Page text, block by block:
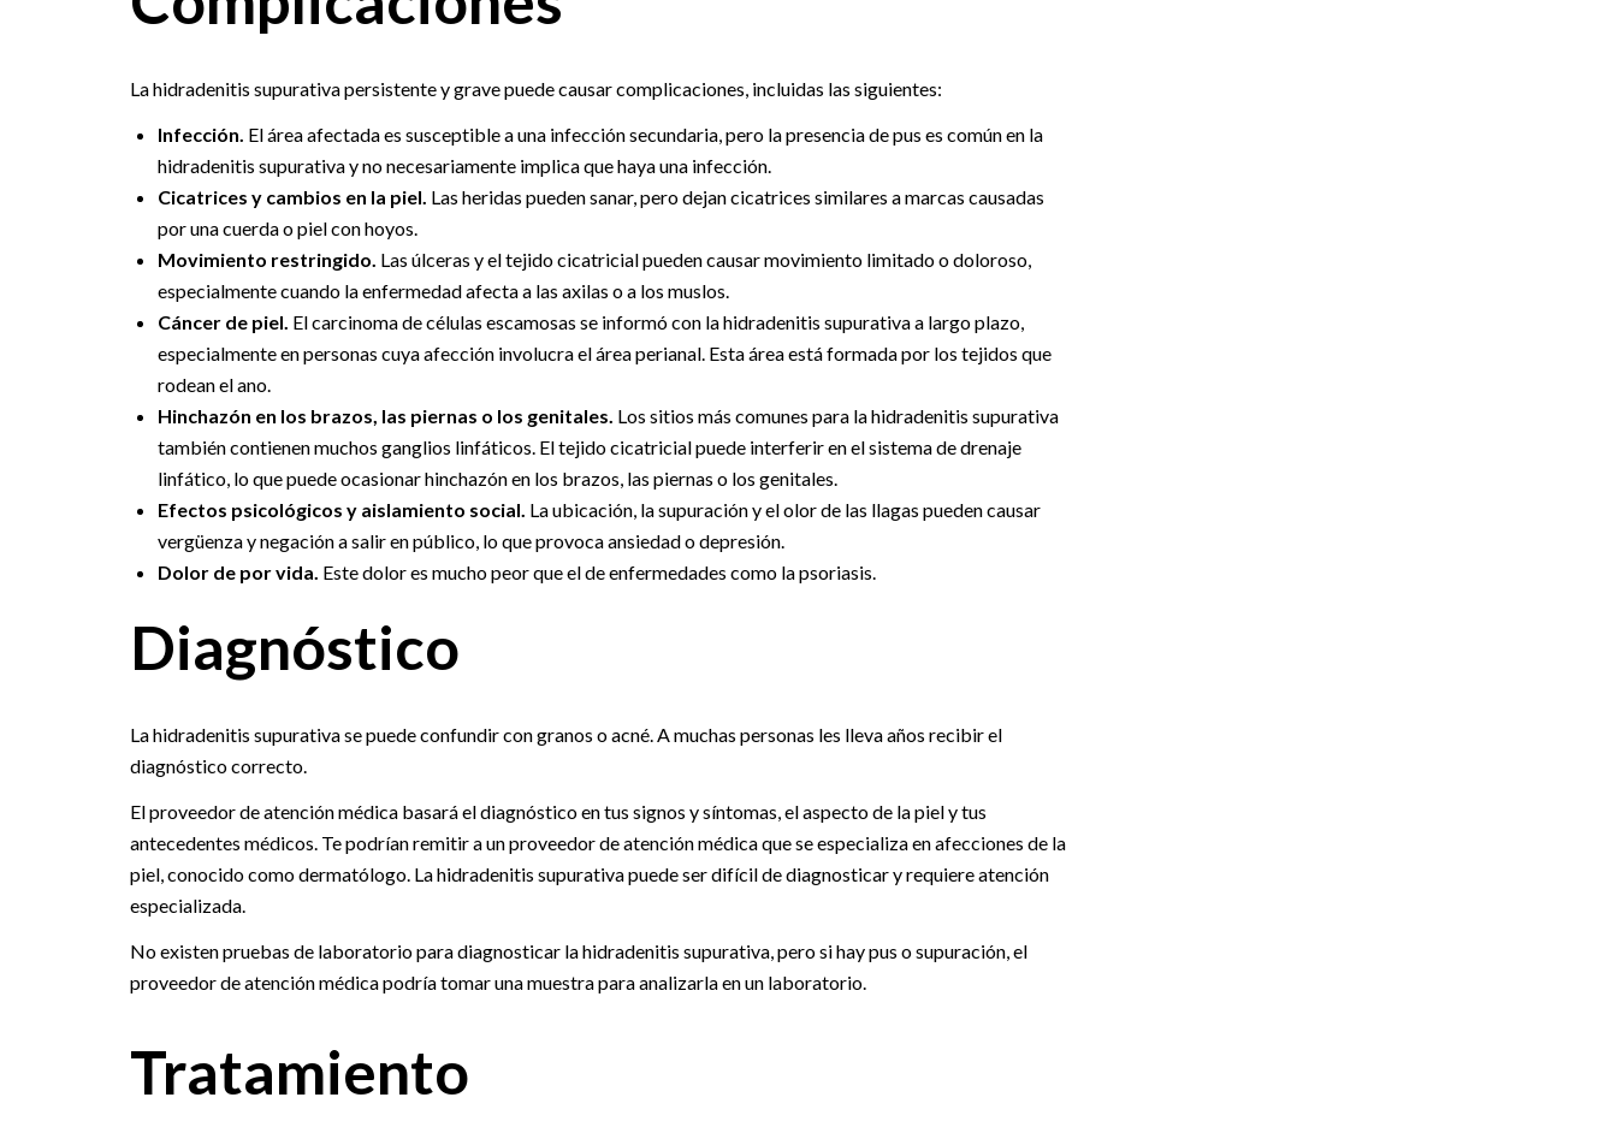
La hidradenitis supurativa persistente y grave puede causar complicaciones, incluidas las siguientes:
Infección. El área afectada es susceptible a una infección secundaria, pero la presencia de pus es común en la
hidradenitis supurativa y no necesariamente implica que haya una infección.
Cicatrices y cambios en la piel. Las heridas pueden sanar, pero dejan cicatrices similares a marcas causadas
por una cuerda o piel con hoyos.
Movimiento restringido. Las úlceras y el tejido cicatricial pueden causar movimiento limitado o doloroso,
especialmente cuando la enfermedad afecta a las axilas o a los muslos.
Cáncer de piel. El carcinoma de células escamosas se informó con la hidradenitis supurativa a largo plazo,
especialmente en personas cuya afección involucra el área perianal. Esta área está formada por los tejidos que
rodean el ano.
Hinchazón en los brazos, las piernas o los genitales. Los sitios más comunes para la hidradenitis supurativa
también contienen muchos ganglios linfáticos. El tejido cicatricial puede interferir en el sistema de drenaje
linfático, lo que puede ocasionar hinchazón en los brazos, las piernas o los genitales.
Efectos psicológicos y aislamiento social. La ubicación, la supuración y el olor de las llagas pueden causar
vergüenza y negación a salir en público, lo que provoca ansiedad o depresión.
Dolor de por vida. Este dolor es mucho peor que el de enfermedades como la psoriasis.
Diagnóstico
La hidradenitis supurativa se puede confundir con granos o acné. A muchas personas les lleva años recibir el
diagnóstico correcto.
El proveedor de atención médica basará el diagnóstico en tus signos y síntomas, el aspecto de la piel y tus
antecedentes médicos. Te podrían remitir a un proveedor de atención médica que se especializa en afecciones de la
piel, conocido como dermatólogo. La hidradenitis supurativa puede ser difícil de diagnosticar y requiere atención
especializada.
No existen pruebas de laboratorio para diagnosticar la hidradenitis supurativa, pero si hay pus o supuración, el
proveedor de atención médica podría tomar una muestra para analizarla en un laboratorio.
Tratamiento